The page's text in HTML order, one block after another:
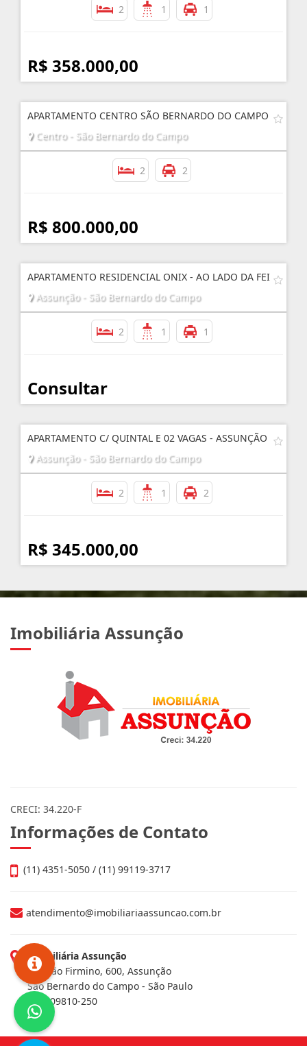
2 1 1
R$ 358.000,00
APARTAMENTO CENTRO SÃO BERNARDO DO CAMPO
Centro - São Bernardo do Campo
2 2
R$ 800.000,00
APARTAMENTO RESIDENCIAL ONIX - AO LADO DA FEI
Assunção - São Bernardo do Campo
2 1 1
Consultar
APARTAMENTO C/ QUINTAL E 02 VAGAS - ASSUNÇÃO
Assunção - São Bernardo do Campo
2 1 2
R$ 345.000,00
Imobiliária Assunção
CRECI: 34.220-F
Informações de Contato
(11) 4351-5050 / (11) 99119-3717
atendimento@imobiliariaassuncao.com.br
Imobiliária Assunção
Av. João Firmino, 600, Assunção
São Bernardo do Campo - São Paulo
CEP: 09810-250